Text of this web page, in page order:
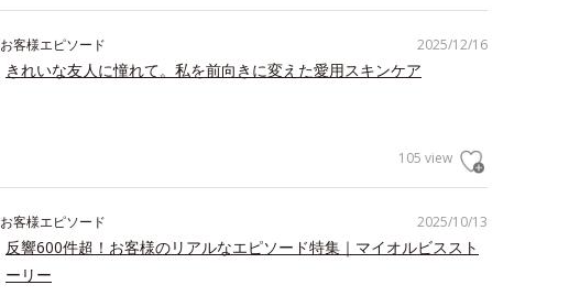
2025/12/16
お客様エピソード
きれいな友人に憧れて。私を前向きに変えた愛用スキンケア
105 view
2025/10/13
お客様エピソード
反響600件超！お客様のリアルなエピソード特集｜マイオルビススト
ーリー